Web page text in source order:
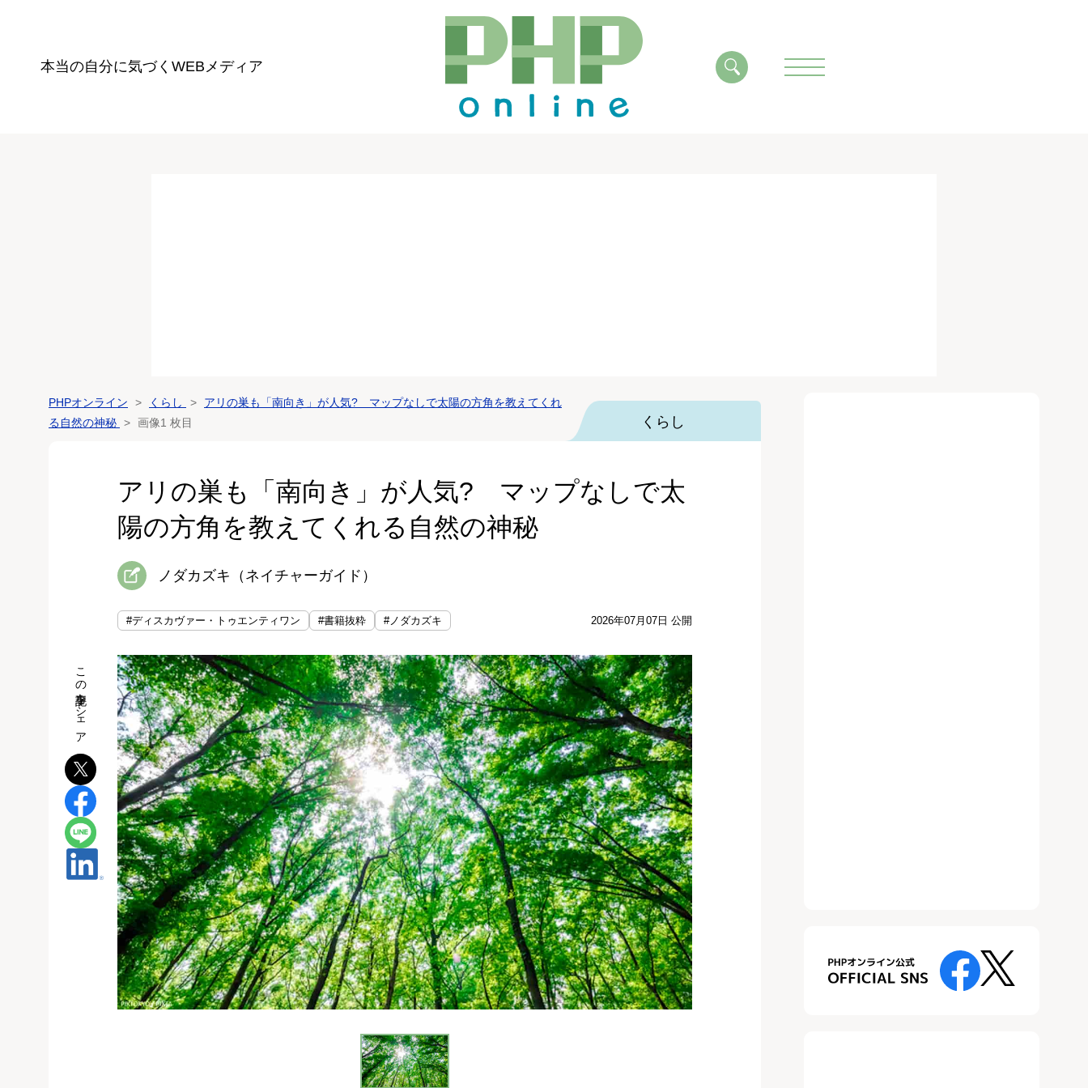
本当の自分に気づく WEBメディア
PHPオンライン くらし
アリの巣も「南向き」が人気? マップなしで太陽の方角を教えてくれ
る自然の神秘
画像1 枚目 くらし
アリの巣も「南向き」が人気? マップなしで太
陽の方角を教えてくれる自然の神秘
ノダカズキ（ネイチャーガイド）
#ディスカヴァー・トゥエンティワン #書籍抜粋 #ノダカズキ 2026年07月07日 公開
この記事をシェア